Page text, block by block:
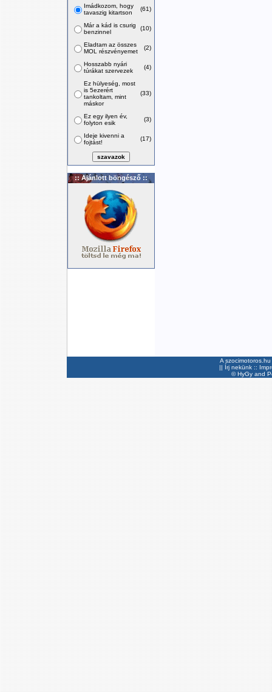
Imádkozom, hogy
tavaszig kitartson
(61)
Már a kád is csurig
benzinnel
(10)
Eladtam az összes
MOL részvényemet
(2)
Hosszabb nyári
túrákat szervezek
(4)
Ez hülyeség, most
is 5ezerért
tankoltam, mint
máskor
(33)
Ez egy ilyen év,
folyton esik
(3)
Ideje kivenni a
fojtást!
(17)
:: Ajánlott böngésző ::
A
|| Írj nekünk ::
©HyGyand